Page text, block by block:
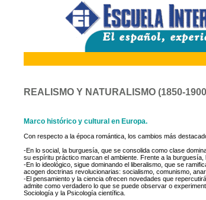
REALISMO Y NATURALISMO (1850-
Marco histórico y cultural en Europa.
Con respecto a la época romántica, los cambios más
-En lo social, la burguesía, que se consolida como clase
su espíritu práctico marcan el ambiente. Frente a la
-En lo ideológico, sigue dominando el liberalismo, que se
acogen doctrinas revolucionarias: socialismo, comunismo,
-El pensamiento y la ciencia ofrecen novedades que
admite como verdadero lo que se puede observar o
Sociología y la Psicología científica.